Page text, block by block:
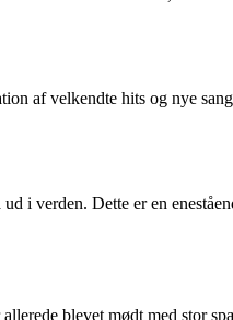
af velkendte hits og nye
i verden. Dette er en
blevet mødt med stor